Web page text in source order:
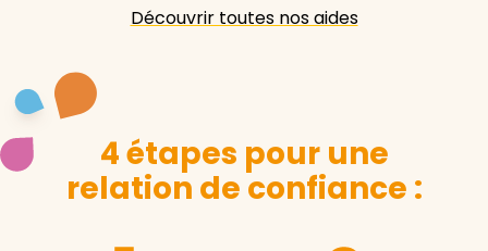
Découvrir toutes nos aides
4 étapes pour une
relation de confiance :